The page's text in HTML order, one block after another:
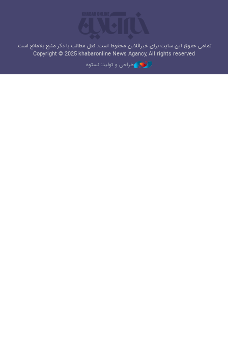
تمامی حقوق این سایت برای خبرآنلاین محفوظ است. نقل مطالب با ذکر منبع بلامانع است.
Copyright © 2025 khabaronline News Agancy, All rights reserved
طراحی و تولید: نستوه